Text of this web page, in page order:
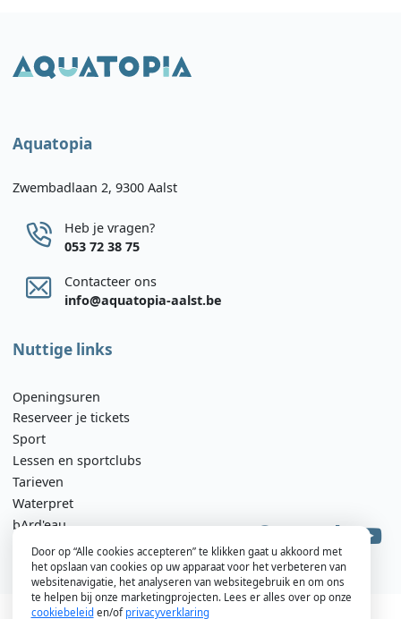
Aquatopia
Zwembadlaan 2, 9300 Aalst
Heb je vragen?
053 72 38 75
Contacteer ons
info@aquatopia-aalst.be
Nuttige links
Openingsuren
Reserveer je tickets
Sport
Lessen en sportclubs
Tarieven
Waterpret
bArd'eau
Veelgestelde Vragen
Social Media
Door op “Alle cookies accepteren” te klikken gaat u akkoord met
het opslaan van cookies op uw apparaat voor het verbeteren van
websitenavigatie, het analyseren van websitegebruik en om ons
te helpen bij onze marketingprojecten. Lees er alles over op onze
cookiebeleid en/of privacyverklaring